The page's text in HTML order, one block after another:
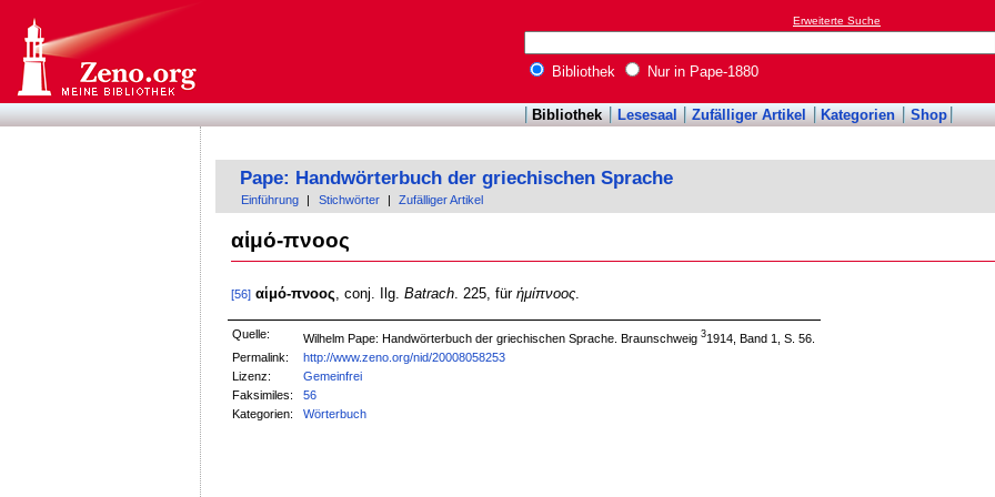
Erweiterte Suche
Bibliothek Nur in Pape-1880
Bibliothek Lesesaal Zufälliger Artikel Kategorien Shop
Pape: Handwörterbuch der griechischen Sprache
Einführung Stichwörter Zufälliger Artikel
αἱμό-πνοος
[56] αἱμό-πνοος , conj. Ilg. Batrach. 225, für ἡμίπνοος.
Quelle: Wilhelm Pape: Handwörterbuch der griechischen Sprache. Braunschweig31914, Band 1, S. 56.
Permalink:
http://www.zeno.org/nid/20008058253
Lizenz:
Gemeinfrei
Faksimiles:
56
Kategorien:
Wörterbuch